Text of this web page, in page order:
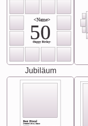
<Name>
50
-Happy Birday-
Jubiläum
Best Friend
[<NAME>] Noun, feminie